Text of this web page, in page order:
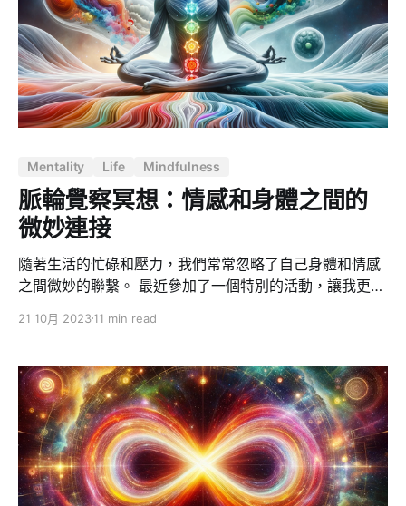
是，業務需求是對客觀世界的抽象和歸納，而功能的實現
則是從基本能力開始，逐層具體化和堆疊，這兩者從未能
夠完全對齊。 人工智慧可以填補自然語言的溝通鴻溝，但
卻無法解決人類的邏輯和抽象能力遠遠跟不上的問題。 沒
有人能夠完全掌握所有的知識，即使你掌握了眾多的生產
力工具和知識圖譜技巧。但是，電腦不同。理論上，電腦
邏輯來關聯這些知識，這是任何一個人腦在有限時間內無
法做到的。 從這個角度來看，ChatGPT 的某個意義在於
「為人類彼此提供一個更好的溝通介面」。（如：幫助業
務部門更加清晰地
Mentality Life Mindfulness
脈輪覺察冥想：情感和身體之間的
微妙連接
隨著生活的忙碌和壓力，我們常常忽略了自己身體和情感
之間微妙的聯繫。 最近參加了一個特別的活動，讓我更深
動叫做「下班後的自我覺察：脈輪覺察冥想」，儘管我之
給我更多的啟發和洞察。 脈輪覺察冥想是一個特別的體
驗，旨在幫助參與者更深入地瞭解自己的情感和身體之間
的聯繫。這次活動由身心療癒引領老師 Cathie 所帶領，
她擅長身體症狀、情緒和靈性層面的探索和療癒。 在這個
獨特的體驗中，我們深入探索了脈輪、冥想和情緒觀察之
間的關係。我希望在這篇文章中分享我所學到的一些關鍵
21 10月 202311 min read